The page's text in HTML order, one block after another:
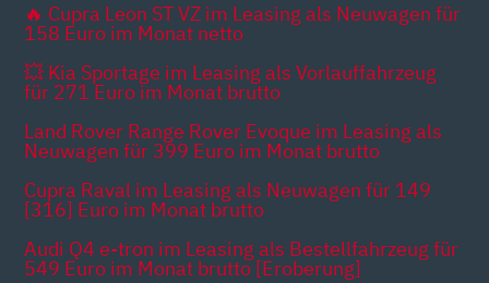
🔥 Cupra Leon ST VZ im Leasing als Neuwagen für
158 Euro im Monat netto
💥 Kia Sportage im Leasing als Vorlauffahrzeug
für 271 Euro im Monat brutto
Land Rover Range Rover Evoque im Leasing als
Neuwagen für 399 Euro im Monat brutto
Cupra Raval im Leasing als Neuwagen für 149
[316] Euro im Monat brutto
Audi Q4 e-tron im Leasing als Bestellfahrzeug für
549 Euro im Monat brutto [Eroberung]